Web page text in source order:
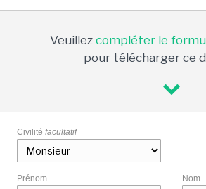
Veuillez compléter le
pour télécharger ce
Civilitéfacultatif
Prénom Nom